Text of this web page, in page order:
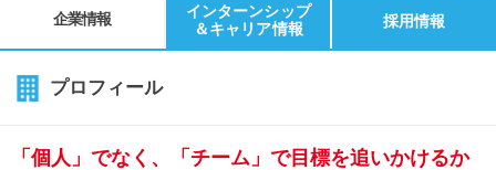
企業情報
インターンシップ
＆キャリア情報
採用情報
プロフィール
「個人」でなく、「チーム」で目標を追いかけるか